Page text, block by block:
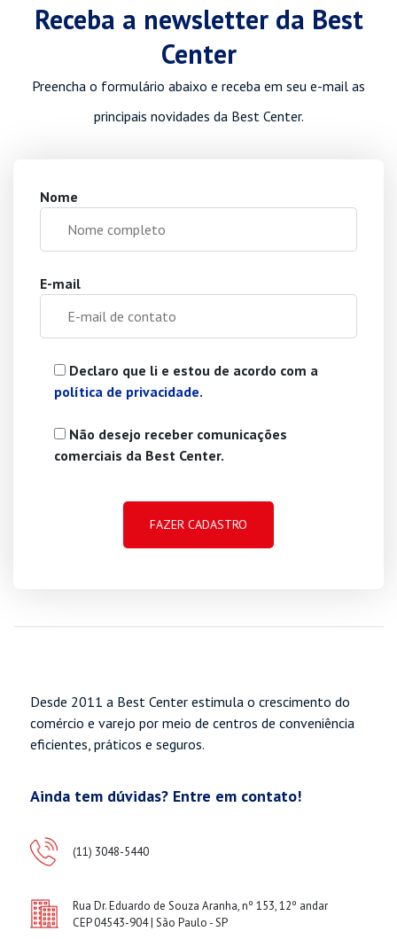
Receba a newsletter da Best
Center
Preencha o formulário abaixo e receba em seu e-mail as
principais novidades da Best Center.
Nome
E-mail
Declaro que li e estou de acordo com a
política de privacidade.
Não desejo receber comunicações
comerciais da Best Center.
Desde 2011 a Best Center estimula o crescimento do
comércio e varejo por meio de centros de conveniência
eficientes, práticos e seguros.
Ainda tem dúvidas? Entre em contato!
(11) 3048-5440
Rua Dr. Eduardo de Souza Aranha, nº 153, 12º andar
CEP 04543-904 | São Paulo - SP